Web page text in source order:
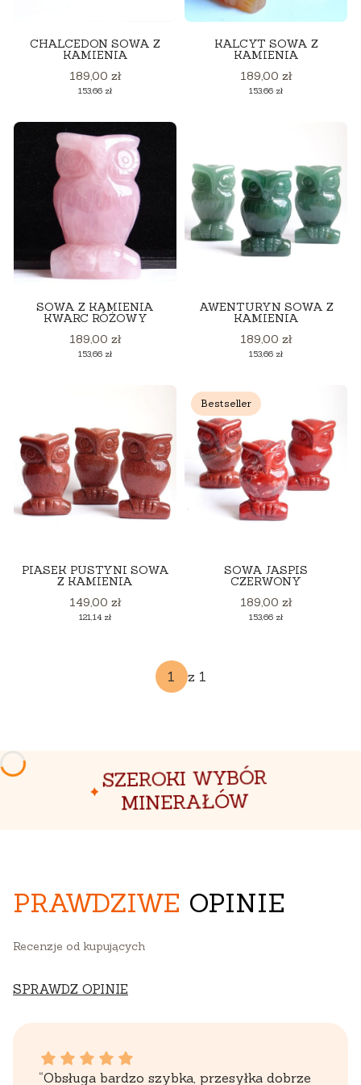
CHALCEDON SOWA Z
KAMIENIA
Cena
189,00 zł
Cena
153,66 zł
KALCYT SOWA Z
KAMIENIA
Cena
189,00 zł
Cena
153,66 zł
SOWA Z KAMIENIA
KWARC RÓŻOWY
Cena
189,00 zł
Cena
153,66 zł
AWENTURYN SOWA Z
KAMIENIA
Cena
189,00 zł
Cena
153,66 zł
PIASEK PUSTYNI SOWA
Z KAMIENIA
Cena
149,00 zł
Cena
121,14 zł
Bestseller
SOWA JASPIS
CZERWONY
Cena
189,00 zł
Cena
153,66 zł
z 1
SZEROKI WYBÓR
MINERAŁÓW
PRAWDZIWE OPINIE
Recenzje od kupujących
SPRAWDZ OPINIE
WOJCIECH dał ocenę: 5
“Obsługa bardzo szybka, przesyłka dobrze